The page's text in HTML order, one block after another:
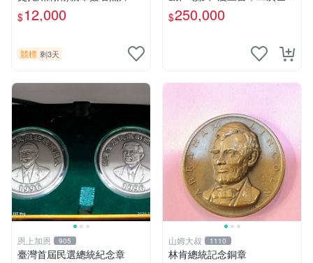
$12,000
競標 剩3天
大戰，義大利皇帝Vittorio Em
anuele III、總理Benito Muss
$250,000
恩上加恩 905
臺灣首屆民選總統紀念章
山姆大叔 1110
林肯總統記念銅章